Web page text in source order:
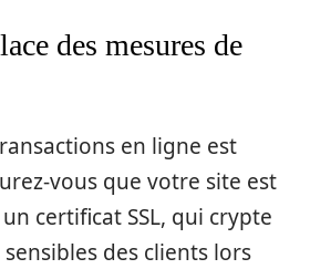
des mesures de
en ligne est
vous que votre site est
certificat SSL, qui crypte
des clients lors